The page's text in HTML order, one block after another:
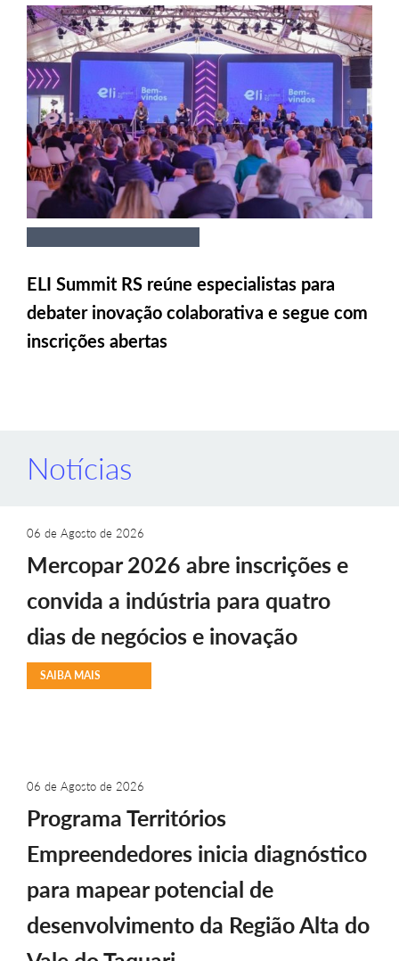
ELI Summit RS reúne especialistas para
debater inovação colaborativa e segue com
inscrições abertas
Notícias
06 de Agosto de 2026
Mercopar 2026 abre inscrições e
convida a indústria para quatro
dias de negócios e inovação
SAIBA MAIS
06 de Agosto de 2026
Programa Territórios
Empreendedores inicia diagnóstico
para mapear potencial de
desenvolvimento da Região Alta do